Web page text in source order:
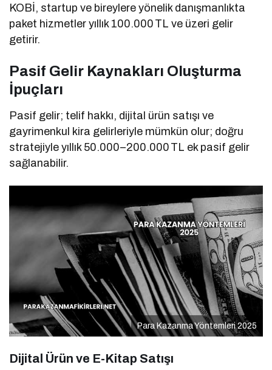
KOBİ, startup ve bireylere yönelik danışmanlıkta
paket hizmetler yıllık 100.000 TL ve üzeri gelir
getirir.
Pasif Gelir Kaynakları Oluşturma
İpuçları
Pasif gelir; telif hakkı, dijital ürün satışı ve
gayrimenkul kira gelirleriyle mümkün olur; doğru
stratejiyle yıllık 50.000–200.000 TL ek pasif gelir
sağlanabilir.
Para Kazanma Yöntemleri 2025
Dijital Ürün ve E-Kitap Satışı